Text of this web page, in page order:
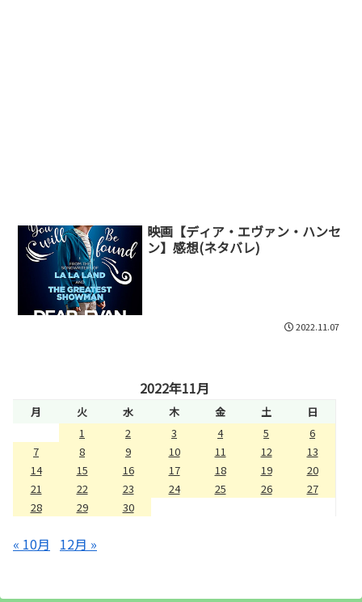
映画【ディア・エヴァン・ハンセ
ン】感想(ネタバレ)
2022.11.07
2022年11月
月 火 水 木 金 土
日
1
2 3 4 5
6
7
8 9 10 11 12
13
14
15 16 17 18 19
20
21
22 23 24 25 26
27
28
29 30
« 10月 12月 »